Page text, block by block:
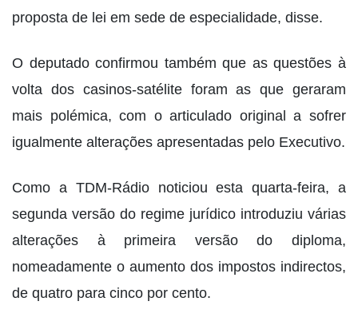
proposta de lei em sede de especialidade, disse.
O deputado confirmou também que as questões à
volta dos casinos-satélite foram as que geraram
mais polémica, com o articulado original a sofrer
igualmente alterações apresentadas pelo Executivo.
Como a TDM-Rádio noticiou esta quarta-feira, a
segunda versão do regime jurídico introduziu várias
alterações à primeira versão do diploma,
nomeadamente o aumento dos impostos indirectos,
de quatro para cinco por cento.